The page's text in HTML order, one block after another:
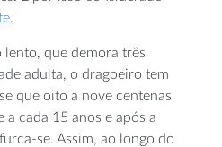
.
lento, que demora três
adulta, o dragoeiro tem
que oito a nove centenas
a cada 15 anos e após a
se. Assim, ao longo do